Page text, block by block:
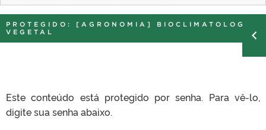
PROTEGIDO: [AGRONOMIA] BIOCLIMATOLOGIA
VEGETAL
Este conteúdo está protegido por senha. Para vê-lo,
digite sua senha abaixo.